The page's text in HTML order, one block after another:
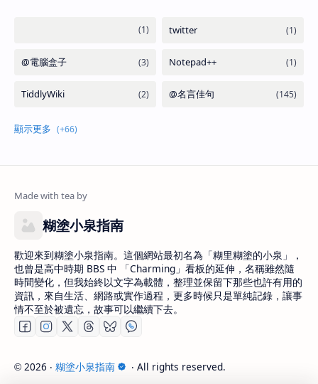
糊塗小泉指南
歡迎來到糊塗小泉指南。這個網站最初名為「糊里糊塗的小泉」，
也曾是高中時期 BBS 中 「Charming」看板的延伸，名稱雖然隨
時間變化，但我始終以文字為載體，整理並保留下那些也許有用的
資訊，來自生活、網路或實作過程，更多時候只是單純記錄，讓事
情不至於被遺忘，故事可以繼續下去。
© 2026 ‧ 糊塗小泉指南 ‧ All rights reserved.